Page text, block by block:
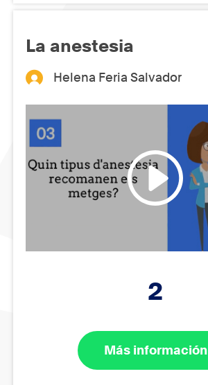
La anestesia
Helena Feria Salvador
2
Más información